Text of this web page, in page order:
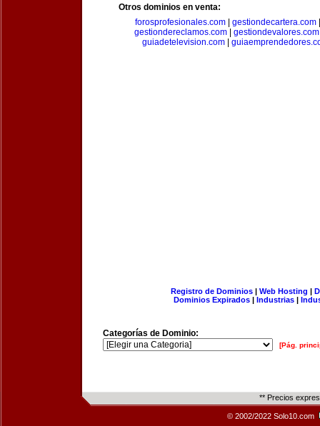
Otros dominios en venta:
forosprofesionales.com
gestiondecartera.com
gestiondereclamos.com| gestiondevalores.com
guiadetelevision.com
Registro de Dominios| Web Hosting |
Dominios Expirados | Industrias |
Categorías de Dominio:
[Pág.
** Precios
© 2002/2022 Solo10.com